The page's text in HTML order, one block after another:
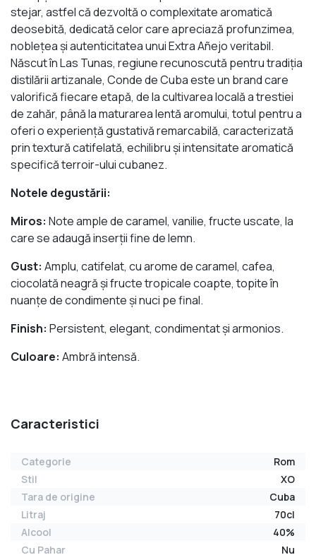
stejar, astfel că dezvoltă o complexitate aromatică
deosebită, dedicată celor care apreciază profunzimea,
noblețea și autenticitatea unui Extra Añejo veritabil.
Născut în Las Tunas, regiune recunoscută pentru tradiția
distilării artizanale, Conde de Cuba este un brand care
valorifică fiecare etapă, de la cultivarea locală a trestiei
de zahăr, până la maturarea lentă aromului, totul pentru a
oferi o experiență gustativă remarcabilă, caracterizată
prin textură catifelată, echilibru și intensitate aromatică
specifică terroir-ului cubanez.
Notele degustării:
Miros: Note ample de caramel, vanilie, fructe uscate, la
care se adaugă inserții fine de lemn.
Gust: Amplu, catifelat, cu arome de caramel, cafea,
ciocolată neagră și fructe tropicale coapte, topite în
nuanțe de condimente și nuci pe final.
Finish: Persistent, elegant, condimentat și armonios.
Culoare: Ambră intensă.
Caracteristici
Categorie
Rom
Stil
XO
Tara de origine
Cuba
Litraj
70cl
Alcool
40%
Cu Pahar
Nu